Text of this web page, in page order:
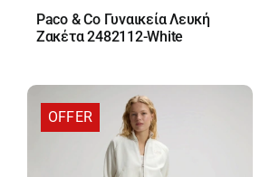
Paco & Co Γυναικεία Λευκή
Ζακέτα 2482112-White
OFFER